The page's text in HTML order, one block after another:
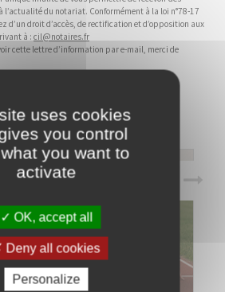
du notariat. Conformément à la loi n°78-17
d’un droit d’accès, de rectification et d’opposition aux
à : cil@notaires.fr
cette lettre d’information par e-mail, merci de
uses cookies
you control
you want to
activate
OK, accept all
Deny all cookies
Personalize